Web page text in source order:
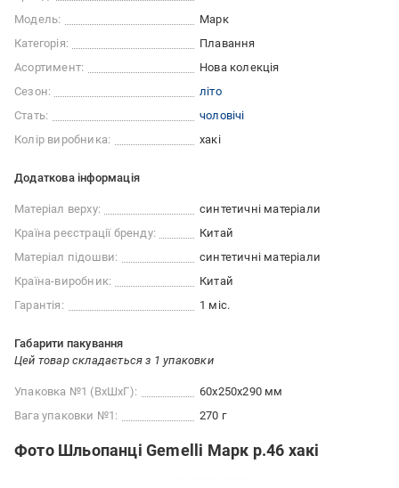
Модель:
Марк
Категорія:
Плавання
Асортимент:
Нова колекція
Сезон:
літо
Стать:
чоловічі
Колір виробника:
хакі
Додаткова інформація
Матеріал верху:
синтетичні матеріали
Країна реєстрації бренду:
Китай
Матеріал підошви:
синтетичні матеріали
Країна-виробник:
Китай
Гарантія:
1 міс.
Габарити пакування
Цей товар складається з 1 упаковки
Упаковка №1 (ВхШхГ):
60x250x290 мм
Вага упаковки №1:
270 г
Фото Шльопанці Gemelli Марк р.46 хакі